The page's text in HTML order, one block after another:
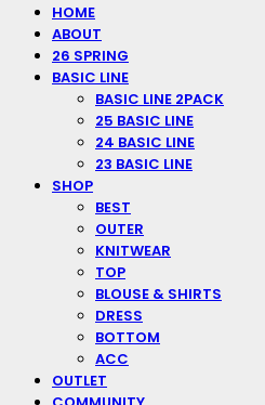
HOME
ABOUT
26 SPRING
BASIC LINE
BASIC LINE 2PACK
25 BASIC LINE
24 BASIC LINE
23 BASIC LINE
SHOP
BEST
OUTER
KNITWEAR
TOP
BLOUSE & SHIRTS
DRESS
BOTTOM
ACC
OUTLET